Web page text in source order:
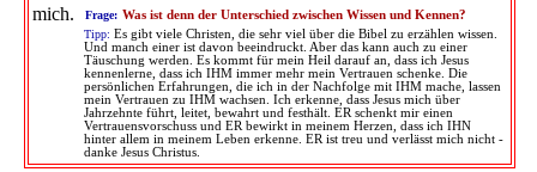
Frage: Was ist denn der Unterschied zwischen Wissen und Kennen?
Tipp: Es gibt viele Christen, die sehr viel über die Bibel zu erzählen wissen.
Und manch einer ist davon beeindruckt. Aber das kann auch zu einer
Täuschung werden. Es kommt für mein Heil darauf an, dass ich Jesus
kennenlerne, dass ich IHM immer mehr mein Vertrauen schenke. Die
persönlichen Erfahrungen, die ich in der Nachfolge mit IHM mache, lassen
mein Vertrauen zu IHM wachsen. Ich erkenne, dass Jesus mich über
Jahrzehnte führt, leitet, bewahrt und festhält. ER schenkt mir einen
Vertrauensvorschuss und ER bewirkt in meinem Herzen, dass ich IHN
hinter allem in meinem Leben erkenne. ER ist treu und verlässt mich nicht -
danke Jesus Christus.